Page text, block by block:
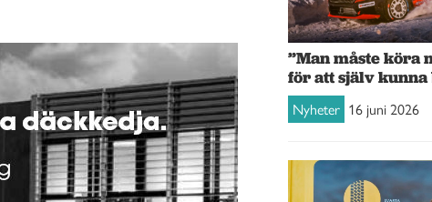
”Man måste köra
för att själv kunna
Nyheter 16 juni 2026